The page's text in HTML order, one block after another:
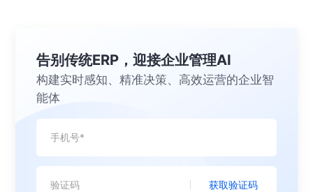
告别传统ERP，迎接企业管理AI
构建实时感知、精准决策、高效运营的企业智
能体
获取验证码